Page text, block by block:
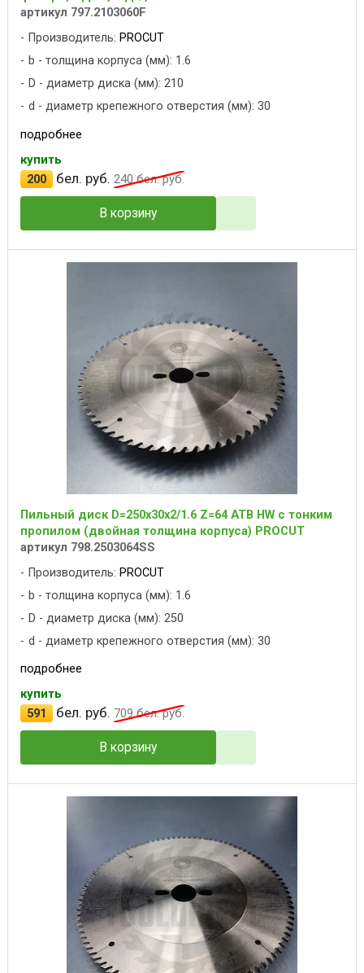
артикул 797.2103060F
Производитель: PROCUT
b - толщина корпуса (мм): 1.6
D - диаметр диска (мм): 210
d - диаметр крепежного отверстия (мм): 30
подробнее
купить
200
бел. руб. 240бел. руб.
В корзину
Пильный диск D=250x30x2/1.6 Z=64 ATB HW с тонким
пропилом (двойная толщина корпуса) PROCUT
артикул 798.2503064SS
Производитель: PROCUT
b - толщина корпуса (мм): 1.6
D - диаметр диска (мм): 250
d - диаметр крепежного отверстия (мм): 30
подробнее
купить
591
бел. руб. 709бел. руб.
В корзину